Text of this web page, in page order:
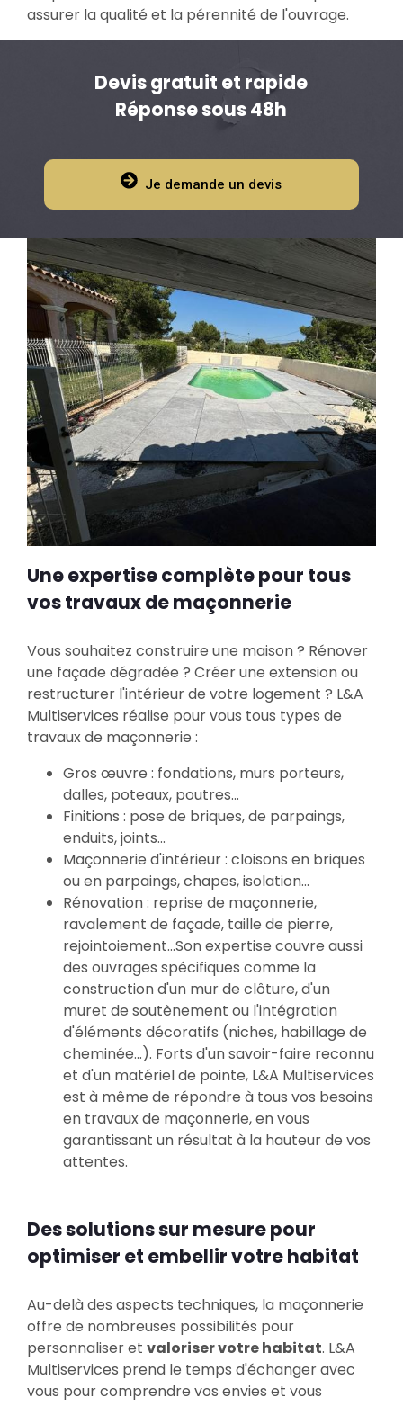
assurer la qualité et la pérennité de l'ouvrage.
Devis gratuit et rapide
Réponse sous 48h
Je demande un devis
Une expertise complète pour tous
vos travaux de maçonnerie
Vous souhaitez construire une maison ? Rénover
une façade dégradée ? Créer une extension ou
restructurer l'intérieur de votre logement ? L&A
Multiservices réalise pour vous tous types de
travaux de maçonnerie :
Gros œuvre : fondations, murs porteurs,
dalles, poteaux, poutres...
Finitions : pose de briques, de parpaings,
enduits, joints...
Maçonnerie d'intérieur : cloisons en briques
ou en parpaings, chapes, isolation...
Rénovation : reprise de maçonnerie,
ravalement de façade, taille de pierre,
rejointoiement...Son expertise couvre aussi
des ouvrages spécifiques comme la
construction d'un mur de clôture, d'un
muret de soutènement ou l'intégration
d'éléments décoratifs (niches, habillage de
cheminée...). Forts d'un savoir-faire reconnu
et d'un matériel de pointe, L&A Multiservices
est à même de répondre à tous vos besoins
en travaux de maçonnerie, en vous
garantissant un résultat à la hauteur de vos
attentes.
Des solutions sur mesure pour
optimiser et embellir votre habitat
Au-delà des aspects techniques, la maçonnerie
offre de nombreuses possibilités pour
personnaliser et valoriser votre habitat. L&A
Multiservices prend le temps d'échanger avec
vous pour comprendre vos envies et vous